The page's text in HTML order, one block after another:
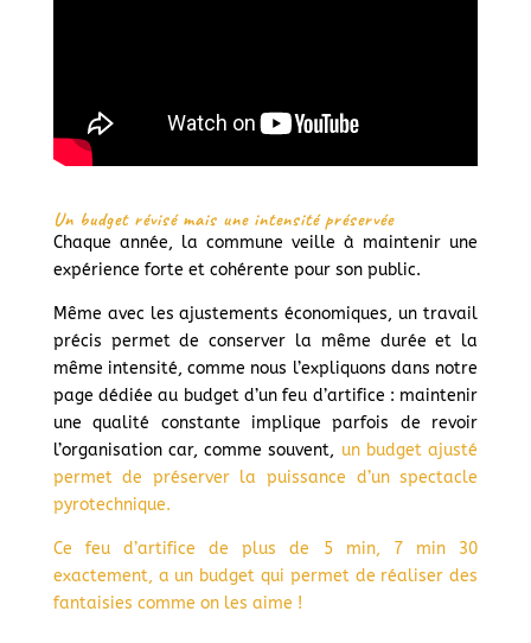
Un budget révisé mais une intensité préservée
Chaque année, la commune veille à maintenir une
expérience forte et cohérente pour son public.
Même avec les ajustements économiques, un travail
précis permet de conserver la même durée et la
même intensité, comme nous l’expliquons dans notre
page dédiée au budget d’un feu d’artifice : maintenir
une qualité constante implique parfois de revoir
l’organisation car, comme souvent, un budget ajusté
permet de préserver la puissance d’un spectacle
pyrotechnique.
Ce feu d’artifice de plus de 5 min, 7 min 30
exactement, a un budget qui permet de réaliser des
fantaisies comme on les aime !